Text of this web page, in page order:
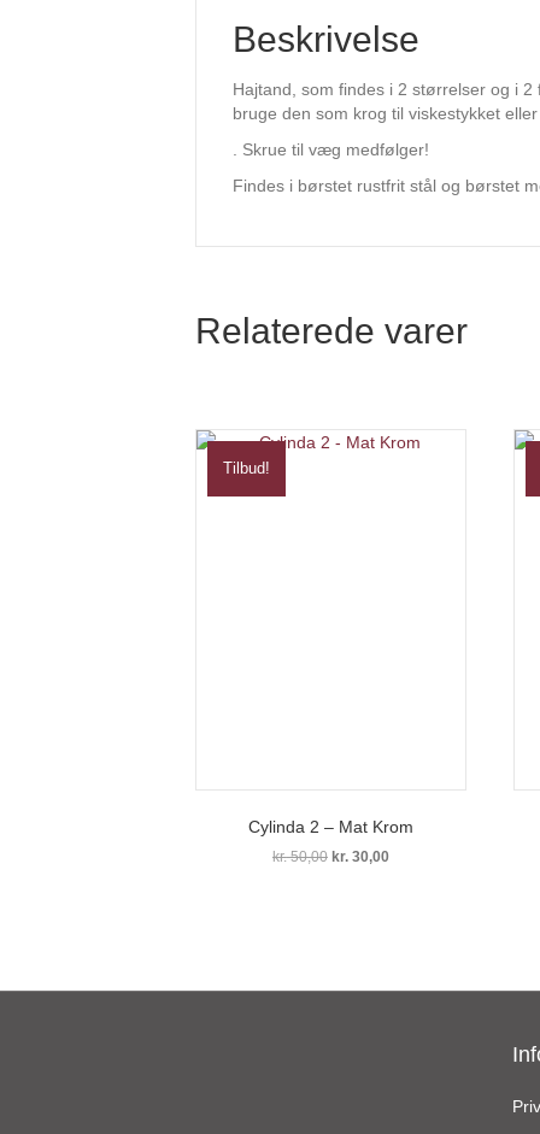
Beskrivelse
Hajtand, som findes i 2 størrelser og i
bruge den som krog til viskestykket
. Skrue til væg medfølger!
Findes i børstet rustfrit stål og børstet
Relaterede varer
Tilbud!
Cylinda 2 – Mat Krom
kr.50,00 Den
kr.30,00Den